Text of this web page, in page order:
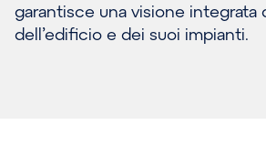
garantisce una visione integrata
dell’edificio e dei suoi impianti.